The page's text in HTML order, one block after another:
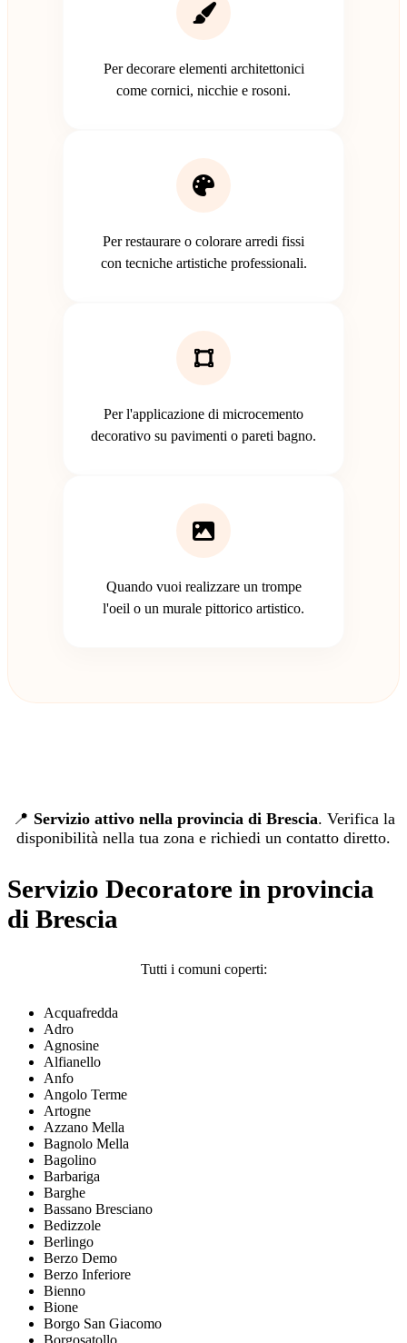
Per decorare elementi architettonici
come cornici, nicchie e rosoni.
Per restaurare o colorare arredi fissi
con tecniche artistiche professionali.
Per l'applicazione di microcemento
decorativo su pavimenti o pareti bagno.
Quando vuoi realizzare un trompe
l'oeil o un murale pittorico artistico.
📍 Servizio attivo nella provincia di Brescia. Verifica la
disponibilità nella tua zona e richiedi un contatto diretto.
Servizio Decoratore in provincia
di Brescia
Tutti i comuni coperti:
Acquafredda
Adro
Agnosine
Alfianello
Anfo
Angolo Terme
Artogne
Azzano Mella
Bagnolo Mella
Bagolino
Barbariga
Barghe
Bassano Bresciano
Bedizzole
Berlingo
Berzo Demo
Berzo Inferiore
Bienno
Bione
Borgo San Giacomo